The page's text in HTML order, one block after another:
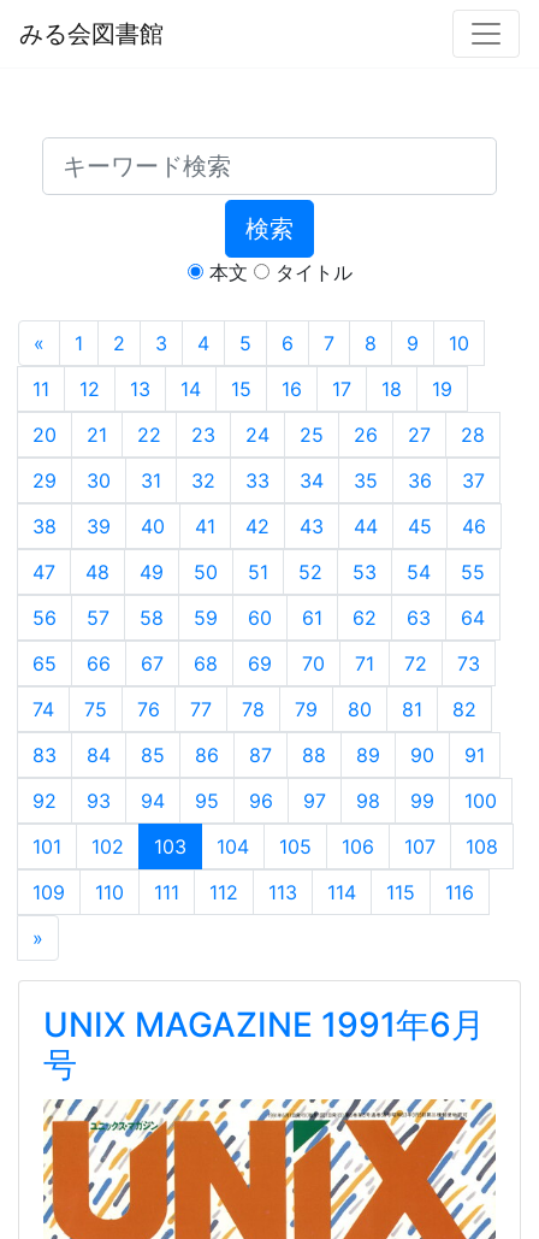
みる会図書館
検索
本文 タイトル
« 1 2 3 4 5 6 7 8 9
10
11
12 13 14 15 16 17 18
19
20
21 22 23 24 25 26 27
28
29
30 31 32 33 34 35 36
37
38
39 40 41 42 43 44 45
46
47
48 49 50 51 52 53 54
55
56
57 58 59 60 61 62 63
64
65
66 67 68 69 70 71 72
73
74
75 76 77 78 79 80 81
82
83
84 85 86 87 88 89 90
91
92
93 94 95 96 97 98 99
100
101
102 103 104 105 106 107
108
109
110 111 112 113 114 115
116
»
UNIX MAGAZINE 1991年6月
号